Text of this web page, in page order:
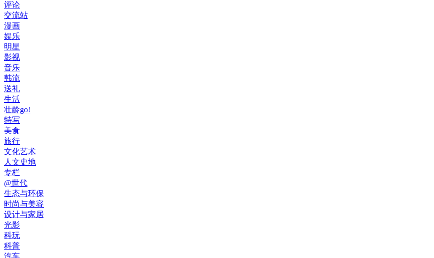
评论
交流站
漫画
娱乐
明星
影视
音乐
韩流
送礼
生活
壮龄go!
特写
美食
旅行
文化艺术
人文史地
专栏
@世代
生态与环保
时尚与美容
设计与家居
光影
科玩
科普
汽车